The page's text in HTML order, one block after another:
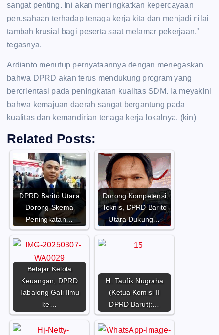
sangat penting. Ini akan meningkatkan kepercayaan
perusahaan terhadap tenaga kerja kita dan menjadi nilai
tambah krusial bagi peserta saat melamar pekerjaan,”
tegasnya.
Ardianto menutup pernyataannya dengan menegaskan
bahwa DPRD akan terus mendukung program yang
berorientasi pada peningkatan kualitas SDM. Ia meyakini
bahwa kemajuan daerah sangat bergantung pada
kualitas dan kemandirian tenaga kerja lokalnya. (kin)
Related Posts:
DPRD Barito Utara
Dorong Skema
Peningkatan…
Dorong Kompetensi
Teknis, DPRD Barito
Utara Dukung…
Belajar Kelola
Keuangan, DPRD
Tabalong Gali Ilmu
ke…
H. Taufik Nugraha
(Ketua Komisi II
DPRD Barut):…